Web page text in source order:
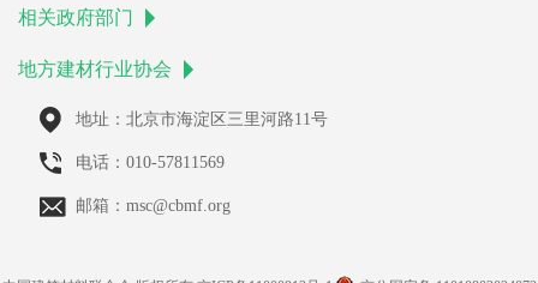
相关政府部门
地方建材行业协会
地址：北京市海淀区三里河路11号
电话：010-57811569
邮箱：msc@cbmf.org